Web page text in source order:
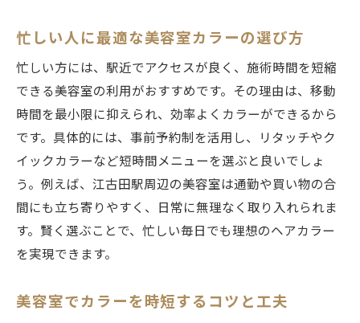
忙しい人に最適な美容室カラーの選び方
忙しい方には、駅近でアクセスが良く、施術時間を短縮
できる美容室の利用がおすすめです。その理由は、移動
時間を最小限に抑えられ、効率よくカラーができるから
です。具体的には、事前予約制を活用し、リタッチやク
イックカラーなど短時間メニューを選ぶと良いでしょ
う。例えば、江古田駅周辺の美容室は通勤や買い物の合
間にも立ち寄りやすく、日常に無理なく取り入れられま
す。賢く選ぶことで、忙しい毎日でも理想のヘアカラー
を実現できます。
美容室でカラーを時短するコツと工夫